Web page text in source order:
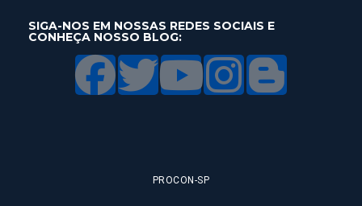
SIGA-NOS EM NOSSAS REDES SOCIAIS E
CONHEÇA NOSSO BLOG:
PROCON-SP